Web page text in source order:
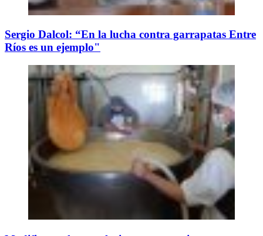
Sergio Dalcol: “En la lucha contra garrapatas Entre
Ríos es un ejemplo"